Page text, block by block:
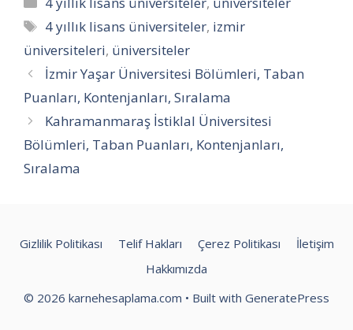
Etiketler
4 yıllık lisans üniversiteler, izmir
üniversiteleri, üniversiteler
İzmir Yaşar Üniversitesi Bölümleri, Taban
Puanları, Kontenjanları, Sıralama
Kahramanmaraş İstiklal Üniversitesi
Bölümleri, Taban Puanları, Kontenjanları,
Sıralama
Gizlilik Politikası Telif Hakları Çerez Politikası
İletişim
Hakkımızda
© 2026 karnehesaplama.com • Built with GeneratePress